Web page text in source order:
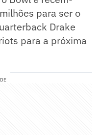
para ser o
Drake
para a próxima